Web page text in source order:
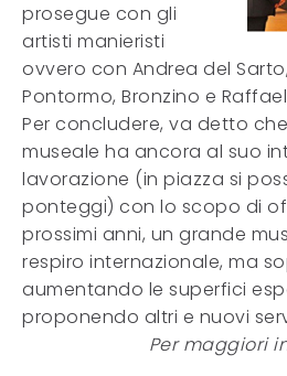
prosegue con gli
artisti manieristi
ovvero con Andrea del
Pontormo, Bronzino e
Per concludere, va detto
museale ha ancora al suo
lavorazione (in piazza si
ponteggi) con lo scopo di
prossimi anni, un grande
respiro internazionale, ma
aumentando le superfici
proponendo altri e nuovi
Per maggiori